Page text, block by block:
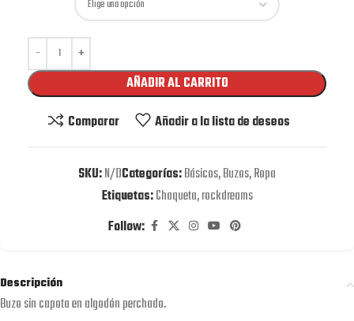
AÑADIR AL CARRITO
Comparar
Añadir a la lista de deseos
SKU:N/DCategorías:Básicos,Buzos,Ropa
Etiquetas:Chaqueta,rockdreams
Follow:
Descripción
Buzo sin capota en algodón perchado.